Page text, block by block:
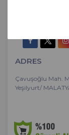
ADRES
Çavuşoğlu Mah.
Yeşilyurt/